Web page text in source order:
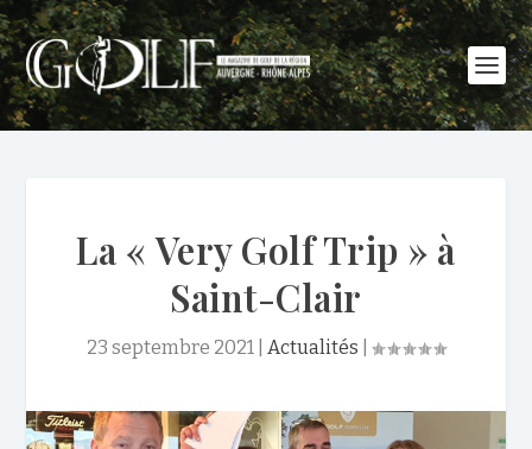
La « Very Golf Trip » à
Saint-Clair
23 septembre 2021 Actualités